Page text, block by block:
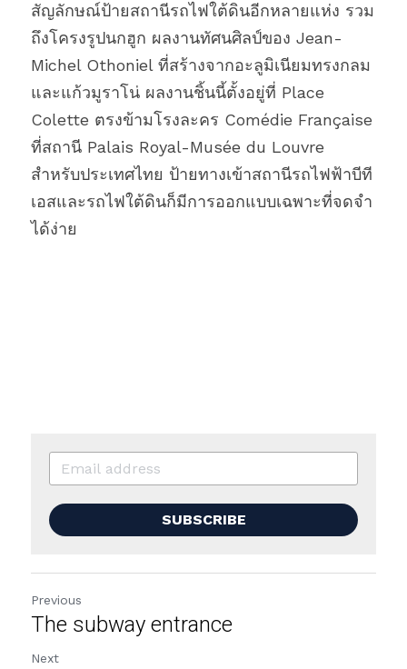
สัญลักษณ์ป้ายสถานีรถไฟใต้ดินอีกหลายแห่ง รวม
ถึงโครงรูปนกฮูก ผลงานทัศนศิลป์ของ Jean-
Michel Othoniel ที่สร้างจากอะลูมิเนียมทรงกลม
และแก้วมูราโน่ ผลงานชิ้นนี้ตั้งอยู่ที่ Place
Colette ตรงข้ามโรงละคร Comédie Française
ที่สถานี Palais Royal-Musée du Louvre
สำหรับประเทศไทย ป้ายทางเข้าสถานีรถไฟฟ้าบีที
เอสและรถไฟใต้ดินก็มีการออกแบบเฉพาะที่จดจำ
ได้ง่าย
SUBSCRIBE
Previous
The subway entrance
Next